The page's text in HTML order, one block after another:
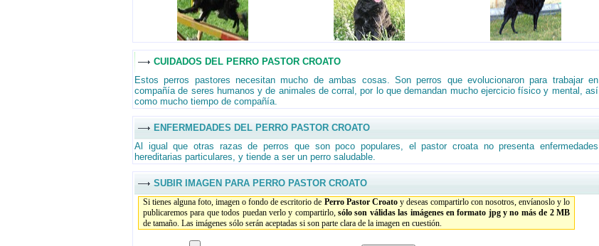
CUIDADOS DEL PERRO PASTOR CROATO
Estos perros pastores necesitan mucho de ambas cosas. Son perros que evolucionaron para trabajar en
compañía de seres humanos y de animales de corral, por lo que demandan mucho ejercicio físico y mental, así
como mucho tiempo de compañía.
ENFERMEDADES DEL PERRO PASTOR CROATO
Al igual que otras razas de perros que son poco populares, el pastor croata no presenta enfermedades
hereditarias particulares, y tiende a ser un perro saludable.
SUBIR IMAGEN PARA PERRO PASTOR CROATO
Si tienes alguna foto, imagen o fondo de escritorio de Perro Pastor Croatoy deseas compartirlo con nosotros, envíanoslo y lo
publicaremos para que todos puedan verlo y compartirlo,sólo son válidas las imágenes en formato jpg y no más de 2 MB
de tamaño. Las imágenes sólo serán aceptadas si son parte clara de la imagen en cuestión.